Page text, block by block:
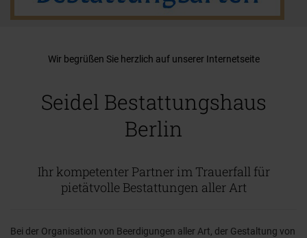
Wir begrüßen Sie herzlich auf unserer Internetseite
Seidel Bestattungshaus
Berlin
Ihr kompetenter Partner im Trauerfall für
pietätvolle Bestattungen aller Art
Bei der Organisation von Beerdigungen aller Art, der Gestaltung von